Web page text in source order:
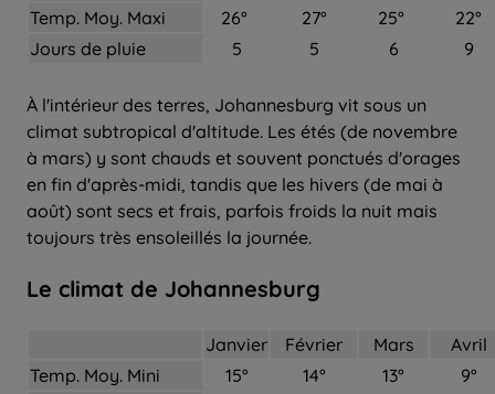
Temp. Moy. Maxi
26° 27° 25°
22°
Jours de pluie
5 5 6 9
À l'intérieur des terres, Johannesburg vit sous un
climat subtropical d'altitude. Les étés (de novembre
à mars) y sont chauds et souvent ponctués d'orages
en fin d'après-midi, tandis que les hivers (de mai à
août) sont secs et frais, parfois froids la nuit mais
toujours très ensoleillés la journée.
Le climat de Johannesburg
Janvier Février Mars
Avril
Temp. Moy. Mini
15° 14° 13°
9°